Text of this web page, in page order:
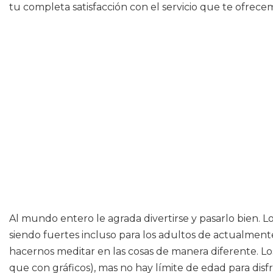
tu completa satisfacción con el servicio que te
Al mundo entero le agrada divertirse y pasarlo bien.
siendo fuertes incluso para los adultos de
hacernos meditar en las cosas de manera diferente.
que con gráficos), mas no hay límite de edad para